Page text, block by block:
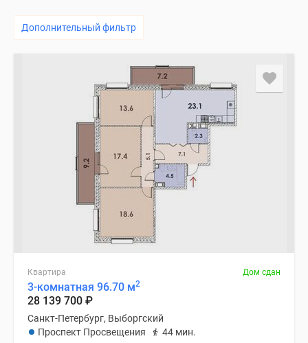
Дополнительный фильтр
Квартира Дом сдан
3-комнатная 96.70 м2
28 139 700 ₽
Санкт-Петербург, Выборгский
Проспект Просвещения
44 мин.